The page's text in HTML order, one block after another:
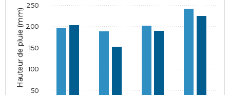
Hauteur de pluie (mm)
50
100
150
200
250